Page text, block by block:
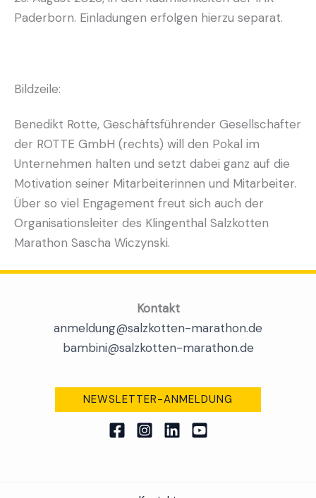
Paderborn. Einladungen erfolgen hierzu separat.
Bildzeile:
Benedikt Rotte, Geschäftsführender Gesellschafter
der ROTTE GmbH (rechts) will den Pokal im
Unternehmen halten und setzt dabei ganz auf die
Motivation seiner Mitarbeiterinnen und Mitarbeiter.
Über so viel Engagement freut sich auch der
Organisationsleiter des Klingenthal Salzkotten
Marathon Sascha Wiczynski.
Kontakt
anmeldung@salzkotten-marathon.de
bambini@salzkotten-marathon.de
NEWSLETTER-ANMELDUNG